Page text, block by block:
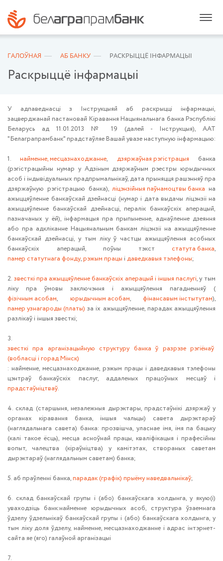
ГАЛОЎНАЯ АБ БАНКУ РАСКРЫЦЦЁ ІНФАРМАЦЫІ
Раскрыццё інфармацыі
У адпаведнасці з Інструкцыяй аб раскрыцці інфармацыі,
зацверджанай пастановай Кіравання Нацыянальнага банка Рэспублікі
Беларусь ад 11.01.2013 № 19 (далей - Інструкцыя), ААТ
"Белаграпрамбанк" прадстаўляе Вашай увазе наступную інфармацыю:
1.найменне, месцазнаходжанне, дзяржаўная рэгістрацыя банка
(рэгістрацыйны нумар у Адзіным дзяржаўным рэестры юрыдычных
асоб і індывідуальных прадпрымальнікаў, дата прыняцця рашэнняў пра
дзяржаўную рэгістрацыю банка),ліцэнзійныя паўнамоцтвы банка на
ажыццяўленне банкаўскай дзейнасці (нумар і дата выдачы ліцэнзіі на
ажыццяўленне банкаўскай дзейнасці, пералік банкаўскіх аперацый,
пазначаных у ёй), інфармацыя пра прыпыненне, аднаўленне дзеяння
або пра адкліканне Нацыянальным банкам ліцэнзіі на ажыццяўленне
банкаўскай дзейнасці, у тым ліку ў частцы ажыццяўлення асобных
банкаўскіх аперацый, поўны тэкст статута банка,
памер статутнага фонду,рэжым працы ідаведкавыя тэлефоны;
2. звесткі пра ажыццяўленне банкаўскіх аперацый і іншыя паслугі, у тым
ліку пра ўмовы заключэння і ажыццяўлення пагадненняў (
фізічным асобам, юрыдычным асобам, фінансавым інстытутам),
памер узнагароды (платы) за іх ажыццяўленне, парадак ажыццяўлення
разлікаў і іншыя звесткі;
3.
звесткі пра арганізацыйную структуру банка ў разрэзе рэгіёнаў
(вобласці і горад Мінск)
: найменне, месцазнаходжанне, рэжым працы і даведкавыя тэлефоны
цэнтраў банкаўскіх паслуг, аддаленых працоўных месцаў і
прадстаўніцтваў.
4. склад (старшыня, незалежныя дырэктары, прадстаўнікі дзяржаў у
органах кіравання банка, іншыя чальцы) савета дырэктараў
(наглядальнага савета) банка: прозвішча, уласнае імя, імя па бацьку
(калі такое ёсць), месца асноўнай працы, кваліфікацыя і прафесійны
вопыт, чалецтва (кіраўніцтва) у камітэтах, створаных саветам
дырэктараў (наглядальным саветам) банка;
5. аб праўленні банка,парадак (графік) прыёму наведвальнікаў;
6. склад банкаўскай групы і (або) банкаўскага холдынга, у якую(і)
уваходзіць банк:найменне юрыдычных асоб, структура ўзаемнага
ўдзелу ўдзельнікаў банкаўскай групы і (або) банкаўскага холдынга, у
тым ліку доля ўдзелу, найменне, месцазнаходжанне і адрас інтэрнет-
сайта яе (яго) галаўной арганізацыі
7.